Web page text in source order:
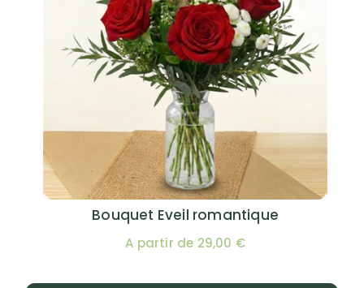
Bouquet Eveil romantique
A partir de 29,00 €